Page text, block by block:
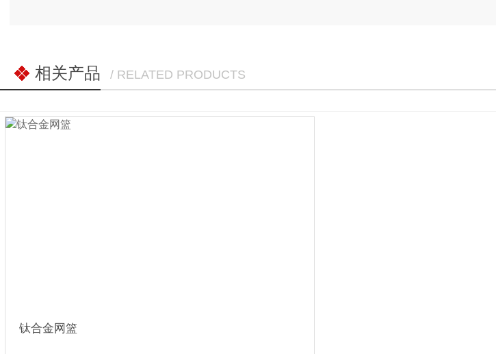
相关产品 / RELATED PRODUCTS
钛合金网篮